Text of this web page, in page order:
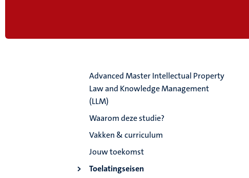
Advanced Master Intellectual Property
Law and Knowledge Management
(LLM)
Waarom deze studie?
Vakken & curriculum
Jouw toekomst
Toelatingseisen